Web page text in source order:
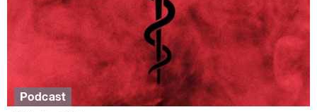
Podcast